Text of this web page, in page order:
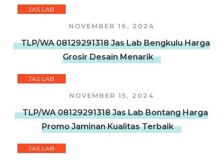
JAS LAB
NOVEMBER 16, 2024
TLP/WA 08129291318 Jas Lab Bengkulu Harga
Grosir Desain Menarik
JAS LAB
NOVEMBER 15, 2024
TLP/WA 08129291318 Jas Lab Bontang Harga
Promo Jaminan Kualitas Terbaik
JAS LAB